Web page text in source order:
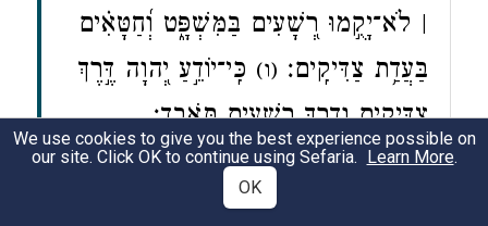
׀ לֹא־יָקֻ֣מוּ רְ֭שָׁעִים בַּמִּשְׁפָּ֑ט וְ֝חַטָּאִ֗ים
בַּעֲדַ֥ת צַדִּיקִֽים׃ (ו) כִּֽי־יוֹדֵ֣עַ יְ֭הוָה דֶּ֣רֶךְ
צַדִּיקִ֑ים וְדֶ֖רֶךְ רְשָׁעִ֣ים תֹּאבֵֽד׃
We use cookies to give you the best experience possible on
our site. Click OK to continue using Sefaria. Learn More.
OK